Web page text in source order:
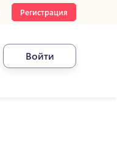
Регистрация
Войти